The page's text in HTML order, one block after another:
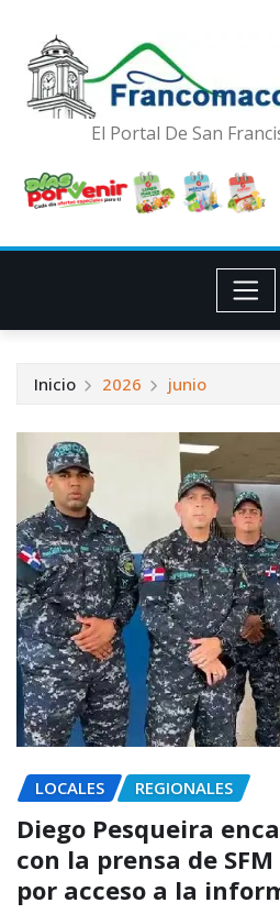
El Portal De San
Inicio 2026 junio
LOCALES REGIONALES
Diego Pesqueira
con la prensa de
por acceso a la